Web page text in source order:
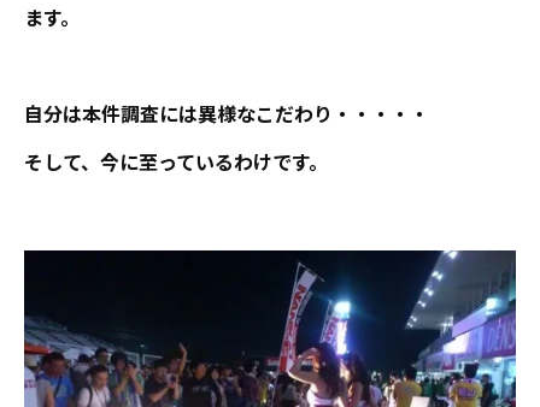
ます。
自分は本件調査には異様なこだわり・・・・・
そして、今に至っているわけです。